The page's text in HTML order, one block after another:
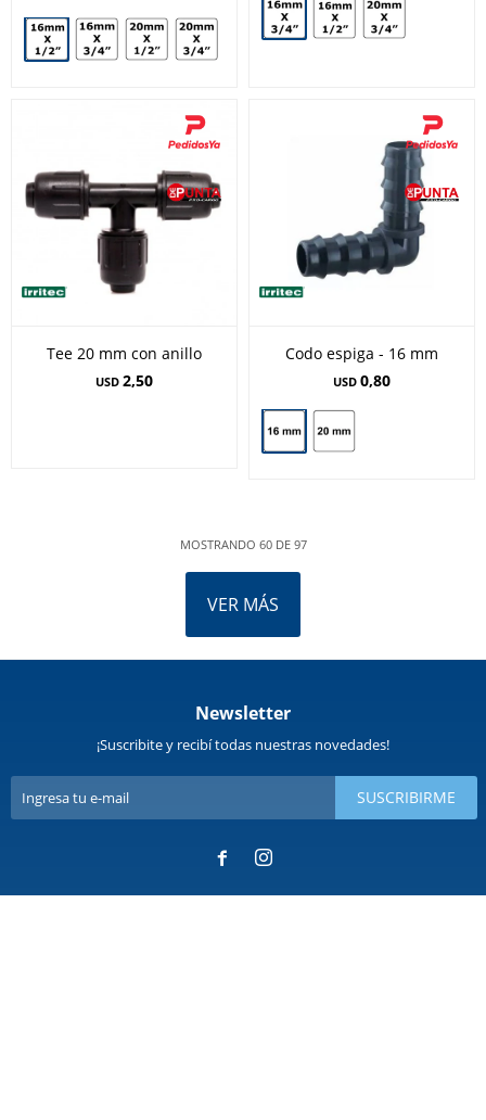
Tee 20 mm con anillo
USD 2,50
Codo espiga - 16 mm
USD 0,80
MOSTRANDO 60DE 97
VER MÁS
Newsletter
¡Suscribite y recibí todas nuestras novedades!
SUSCRIBIRME
 